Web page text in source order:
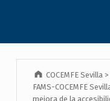
COCEMFE Sevilla >
FAMS-COCEMFE
mejora de la